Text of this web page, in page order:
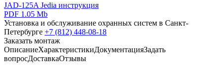
JAD-125A Jedia инструкция
PDF 1.05 Mb
Установка и обслуживание охранных систем в Санкт-
Петербурге +7 (812) 448-08-18
Заказать монтаж
ОписаниеХарактеристикиДокументацияЗадать
вопросДоставкаОтзывы